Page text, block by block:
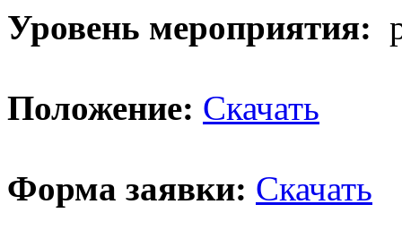
Уровень мероприятия:
Положение: Скачать
Форма заявки: Скачать